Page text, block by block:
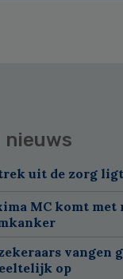
nieuws
uit de zorg
MC komt
vangen
op